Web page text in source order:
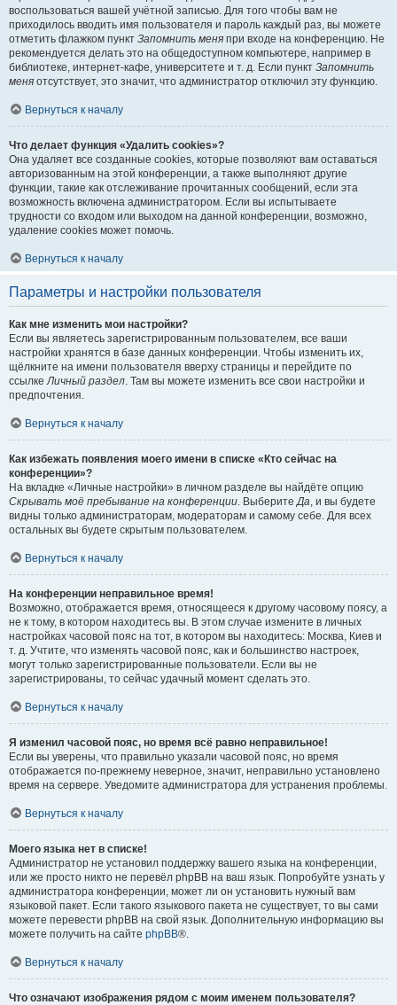
воспользоваться вашей учётной записью. Для того чтобы вам не
приходилось вводить имя пользователя и пароль каждый раз, вы можете
отметить флажком пункт Запомнить меня при входе на конференцию. Не
рекомендуется делать это на общедоступном компьютере, например в
библиотеке, интернет-кафе, университете и т. д. Если пункт Запомнить
меня отсутствует, это значит, что администратор отключил эту функцию.
Вернуться к началу
Что делает функция «Удалить cookies»?
Она удаляет все созданные cookies, которые позволяют вам оставаться
авторизованным на этой конференции, а также выполняют другие
функции, такие как отслеживание прочитанных сообщений, если эта
возможность включена администратором. Если вы испытываете
трудности со входом или выходом на данной конференции, возможно,
удаление cookies может помочь.
Вернуться к началу
Параметры и настройки пользователя
Как мне изменить мои настройки?
Если вы являетесь зарегистрированным пользователем, все ваши
настройки хранятся в базе данных конференции. Чтобы изменить их,
щёлкните на имени пользователя вверху страницы и перейдите по
ссылкеЛичный раздел. Там вы можете изменить все свои настройки и
предпочтения.
Вернуться к началу
Как избежать появления моего имени в списке «Кто сейчас на
конференции»?
На вкладке «Личные настройки» в личном разделе вы найдёте опцию
Скрывать моё пребывание на конференции. ВыберитеДа, и вы будете
видны только администраторам, модераторам и самому себе. Для всех
остальных вы будете скрытым пользователем.
Вернуться к началу
На конференции неправильное время!
Возможно, отображается время, относящееся к другому часовому поясу, а
не к тому, в котором находитесь вы. В этом случае измените в личных
настройках часовой пояс на тот, в котором вы находитесь: Москва, Киев и
т. д. Учтите, что изменять часовой пояс, как и большинство настроек,
могут только зарегистрированные пользователи. Если вы не
зарегистрированы, то сейчас удачный момент сделать это.
Вернуться к началу
Я изменил часовой пояс, но время всё равно неправильное!
Если вы уверены, что правильно указали часовой пояс, но время
отображается по-прежнему неверное, значит, неправильно установлено
время на сервере. Уведомите администратора для устранения проблемы.
Вернуться к началу
Моего языка нет в списке!
Администратор не установил поддержку вашего языка на конференции,
или же просто никто не перевёл phpBB на ваш язык. Попробуйте узнать у
администратора конференции, может ли он установить нужный вам
языковой пакет. Если такого языкового пакета не существует, то вы сами
можете перевести phpBB на свой язык. Дополнительную информацию вы
можете получить на сайте phpBB®.
Вернуться к началу
Что означают изображения рядом с моим именем пользователя?